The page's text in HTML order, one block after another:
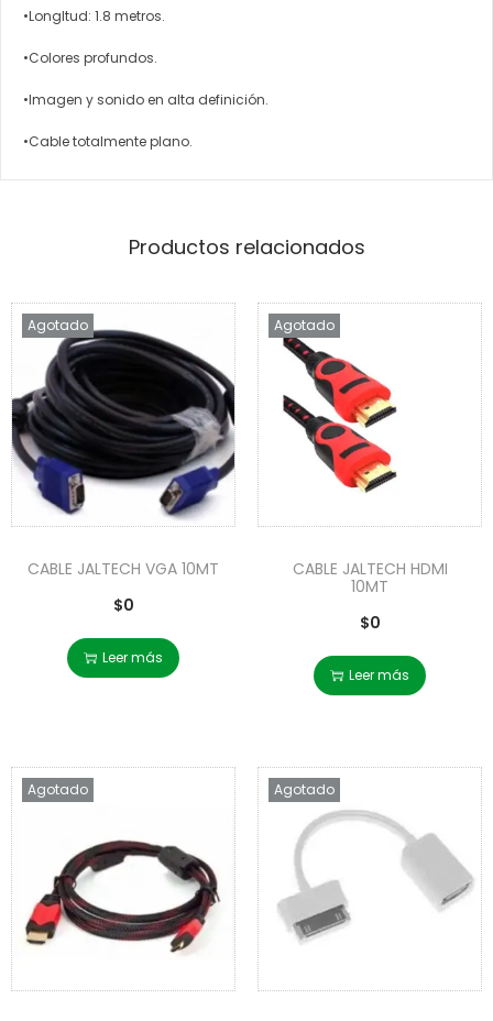
•LongItud: 1.8 metros.
•Colores profundos.
•Imagen y sonido en alta definición.
•Cable totalmente plano.
Productos relacionados
Agotado
CABLE JALTECH VGA 10MT
$0
Leer más
Agotado
CABLE JALTECH HDMI
10MT
$0
Leer más
Agotado Agotado